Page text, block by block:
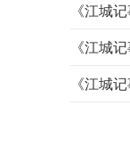
《江城
《江城
《江城